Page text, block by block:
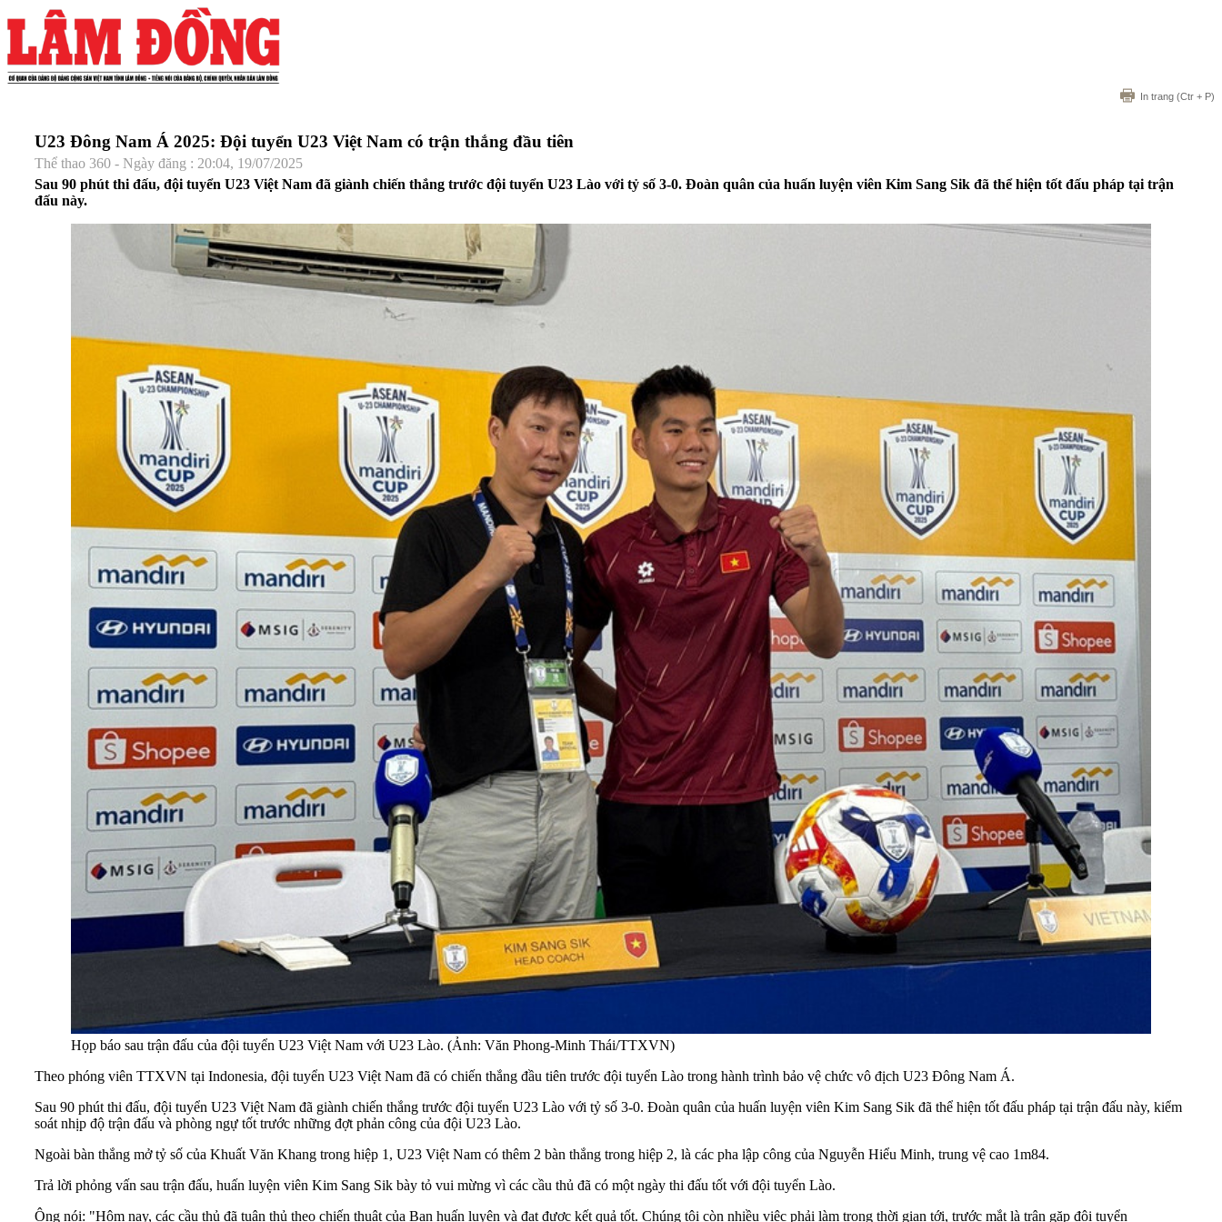
In trang (Ctr + P)
U23 Đông Nam Á 2025: Đội tuyển U23 Việt Nam có trận thắng đầu tiên
Thể thao 360 - Ngày đăng : 20:04, 19/07/2025
Sau 90 phút thi đấu, đội tuyển U23 Việt Nam đã giành chiến thắng trước đội tuyển U23 Lào với tỷ số 3-0. Đoàn quân của huấn luyện viên Kim Sang Sik đã thể hiện tốt đấu pháp tại trận
đấu này.
Họp báo sau trận đấu của đội tuyển U23 Việt Nam với U23 Lào. (Ảnh: Văn Phong-Minh Thái/TTXVN)
Theo phóng viên TTXVN tại Indonesia, đội tuyển U23 Việt Nam đã có chiến thắng đầu tiên trước đội tuyển Lào trong hành trình bảo vệ chức vô địch U23 Đông Nam Á.
Sau 90 phút thi đấu, đội tuyển U23 Việt Nam đã giành chiến thắng trước đội tuyển U23 Lào với tỷ số 3-0. Đoàn quân của huấn luyện viên Kim Sang Sik đã thể hiện tốt đấu pháp tại trận đấu này, kiểm
soát nhịp độ trận đấu và phòng ngự tốt trước những đợt phản công của đội U23 Lào.
Ngoài bàn thắng mở tỷ số của Khuất Văn Khang trong hiệp 1, U23 Việt Nam có thêm 2 bàn thắng trong hiệp 2, là các pha lập công của Nguyễn Hiểu Minh, trung vệ cao 1m84.
Trả lời phỏng vấn sau trận đấu, huấn luyện viên Kim Sang Sik bày tỏ vui mừng vì các cầu thủ đã có một ngày thi đấu tốt với đội tuyển Lào.
Ông nói: "Hôm nay, các cầu thủ đã tuân thủ theo chiến thuật của Ban huấn luyện và đạt được kết quả tốt. Chúng tôi còn nhiều việc phải làm trong thời gian tới, trước mắt là trận gặp đội tuyển